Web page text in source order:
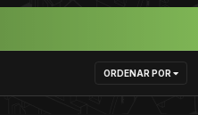
ORDENAR POR